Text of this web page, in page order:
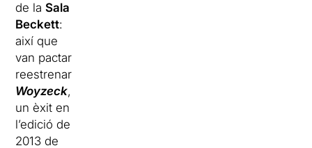
de laSala
Beckett:
així que
van pactar
reestrenar
Woyzeck,
un èxit en
l’edició de
2013 de